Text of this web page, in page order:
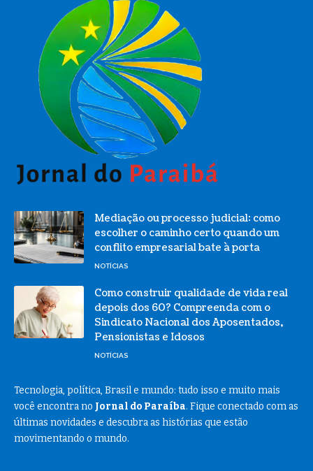
Mediação ou processo judicial: como
escolher o caminho certo quando um
conflito empresarial bate à porta
NOTÍCIAS
Como construir qualidade de vida real
depois dos 60? Compreenda com o
Sindicato Nacional dos Aposentados,
Pensionistas e Idosos
NOTÍCIAS
Tecnologia, política, Brasil e mundo: tudo isso e muito mais
você encontra no Jornal do Paraíba. Fique conectado com as
últimas novidades e descubra as histórias que estão
movimentando o mundo.